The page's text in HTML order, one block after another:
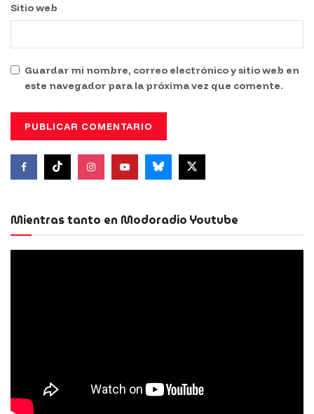
Sitio web
Guardar mi nombre, correo electrónico y sitio web en
este navegador para la próxima vez que comente.
Mientras tanto en Modoradio Youtube